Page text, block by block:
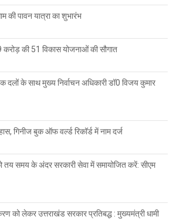
की पावन यात्रा का शुभारंभ
करोड़ की 51 विकास योजनाओं की सौगात
दलों के साथ मुख्य निर्वाचन अधिकारी डॉ0 विजय कुमार
गिनीज बुक ऑफ वर्ल्ड रिकॉर्ड में नाम दर्ज
तय समय के अंदर सरकारी सेवा में समायोजित करें: सीएम
को लेकर उत्तराखंड सरकार प्रतिबद्ध : मुख्यमंत्री धामी